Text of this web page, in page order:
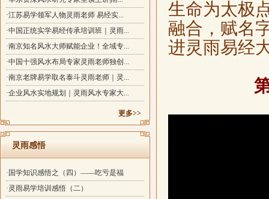
·江苏易学领军人物灵雨老师 易经实...
·中国正统实学易经传承培训班｜灵雨...
·南京知名风水大师赋能企业！全域专...
·中国十强风水布局专家灵雨老师独创...
·南京老牌易学取名泰斗灵雨老师｜灵...
·企业风水实地规划｜灵雨风水专家大...
更多>>
灵雨感悟
·国学知识感悟之（四）——吃亏是福
·灵雨易学培训感悟（二）
生命为太极
融合，赋名
进灵雨易经